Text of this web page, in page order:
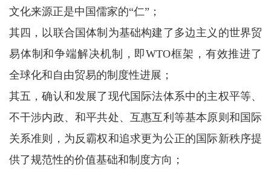
文化来源正是中国儒家的“仁”；
其四，以联合国体制为基础构建了多边主义的世界贸
易体制和争端解决机制，即WTO框架，有效推进了
全球化和自由贸易的制度性进展；
其五，确认和发展了现代国际法体系中的主权平等、
不干涉内政、和平共处、互惠互利等基本原则和国际
关系准则，为反霸权和追求更为公正的国际新秩序提
供了规范性的价值基础和制度方向；